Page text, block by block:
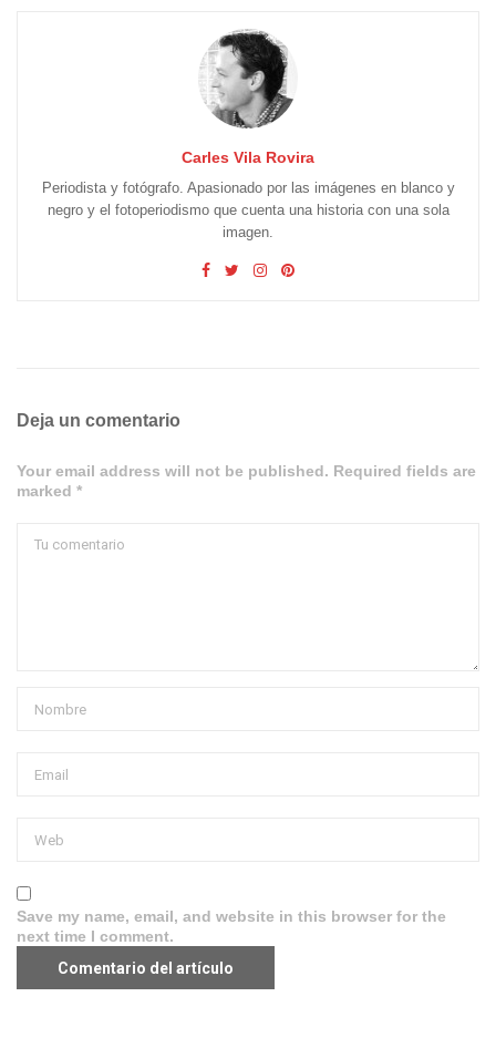
Carles Vila Rovira
Periodista y fotógrafo. Apasionado por las imágenes en blanco y
negro y el fotoperiodismo que cuenta una historia con una sola
imagen.
Deja un comentario
Your email address will not be published. Required fields are
marked *
Save my name, email, and website in this browser for the
next time I comment.